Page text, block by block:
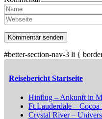
#better-section-nav-3 li {
Reisebericht Startseite
Hinflug – Ankunft in
Ft.Lauderdale –
Crystal River –